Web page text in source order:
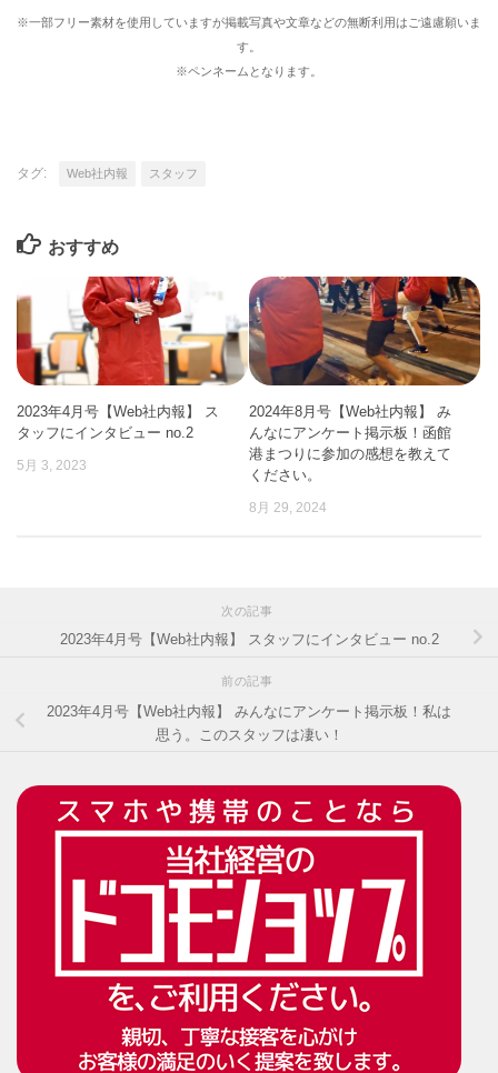
※一部フリー素材を使用していますが掲載写真や文章などの無断利用はご遠慮願いま
す。
※ペンネームとなります。
タグ: Web社内報 スタッフ
おすすめ
2023年4月号【Web社内報】 ス
タッフにインタビュー no.2
5月 3, 2023
2024年8月号【Web社内報】 み
んなにアンケート掲示板！函館
港まつりに参加の感想を教えて
ください。
8月 29, 2024
次の記事
2023年4月号【Web社内報】 スタッフにインタビュー no.2
前の記事
2023年4月号【Web社内報】 みんなにアンケート掲示板！私は
思う。このスタッフは凄い！